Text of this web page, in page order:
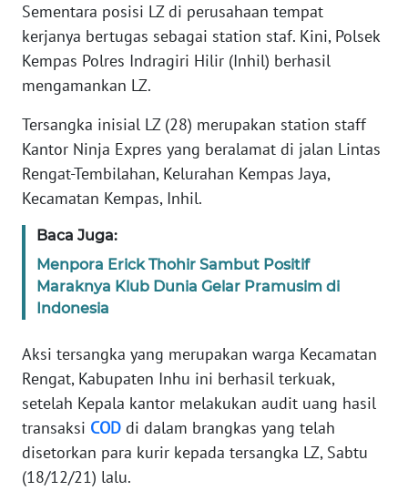
Sementara posisi LZ di perusahaan tempat
kerjanya bertugas sebagai station staf. Kini, Polsek
Kempas Polres Indragiri Hilir (Inhil) berhasil
mengamankan LZ.
Tersangka inisial LZ (28) merupakan station staff
Kantor Ninja Expres yang beralamat di jalan Lintas
Rengat-Tembilahan, Kelurahan Kempas Jaya,
Kecamatan Kempas, Inhil.
Baca Juga:
Menpora Erick Thohir Sambut Positif
Maraknya Klub Dunia Gelar Pramusim di
Indonesia
Aksi tersangka yang merupakan warga Kecamatan
Rengat, Kabupaten Inhu ini berhasil terkuak,
setelah Kepala kantor melakukan audit uang hasil
transaksi COD di dalam brangkas yang telah
disetorkan para kurir kepada tersangka LZ, Sabtu
(18/12/21) lalu.
PEDOMAN
MEDIA
SIBER
KARIR
DISCLAIMER
Wahana
Regional
SUMUT
WN
JAKARTA
WN
JABAR